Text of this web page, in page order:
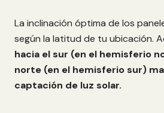
La inclinación óptima de los
según la latitud de tu ubicación.
hacia el sur (en el hemisferio
norte (en el hemisferio sur)
captación de luz solar.